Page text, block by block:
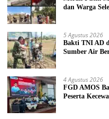
dan Warga
5 Agustus 2026
Bakti TNI AD
Sumber Air
4 Agustus 2026
FGD AMOS
Peserta Kecewa